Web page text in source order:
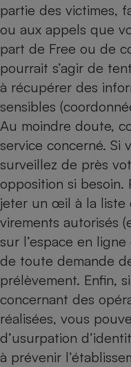
partie des victimes,
ou aux appels que
part de Free ou de
pourrait s’agir de
à récupérer des
sensibles
Au moindre doute,
service concerné. Si
surveillez de près
opposition si besoin.
jeter un œil à la liste
virements autorisés
sur l’espace en
de toute demande
prélèvement. Enfin,
concernant des
réalisées, vous
d’usurpation
à prévenir